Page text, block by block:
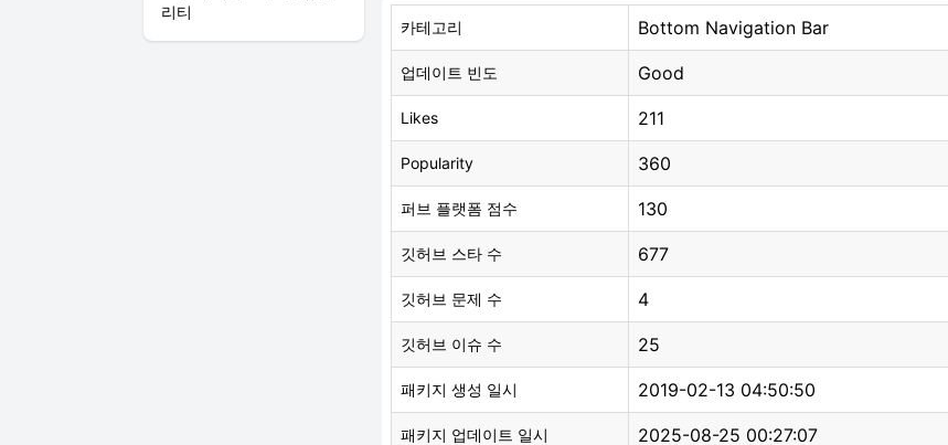
리티
카테고리 Bottom Navigation Bar
업데이트 빈도 Good
Likes 211
Popularity 360
퍼브 플랫폼 점수 130
깃허브 스타 수 677
깃허브 문제 수 4
깃허브 이슈 수 25
패키지 생성 일시 2019-02-13 04:50:50
패키지 업데이트 일시 2025-08-25 00:27:07